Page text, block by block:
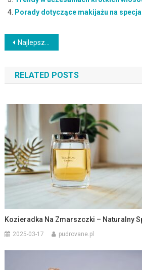
Porady dotyczące makijażu na
Nawigacja
wpisu
Najlepszy krem nawilżający – jak wybrać odpowiedni dla siebie?
RELATED POSTS
Kozieradka Na Zmarszczki – Naturalny
2025-03-17 pudrovane.pl